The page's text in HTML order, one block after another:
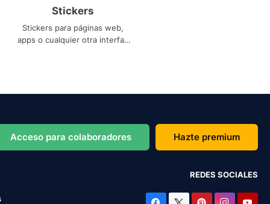
Stickers
Stickers para páginas web,
apps o cualquier otra interfaz
Acceso para colaboradores Hazte premium
REDES SOCIALES